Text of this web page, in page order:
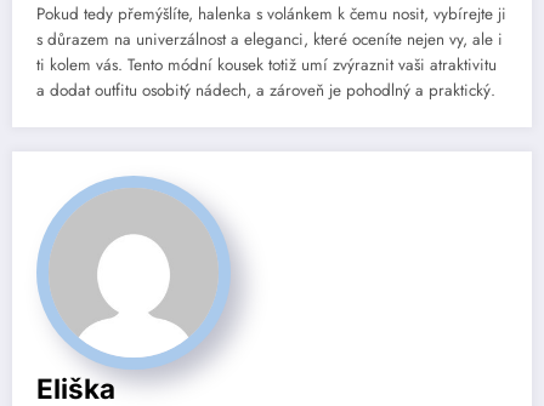
Pokud tedy přemýšlíte, halenka s volánkem k čemu nosit, vybírejte ji
s důrazem na univerzálnost a eleganci, které oceníte nejen vy, ale i
ti kolem vás. Tento módní kousek totiž umí zvýraznit vaši atraktivitu
a dodat outfitu osobitý nádech, a zároveň je pohodlný a praktický.
Eliška